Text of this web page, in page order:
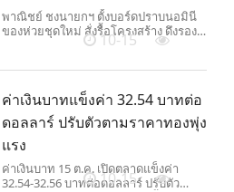
พาณิชย์ ชงนายกฯ ตั้งบอร์ดปราบนอมินี
ของห่วยชุดใหม่ สั่งรื้อโครงสร้าง ดึงรอง
นายกฯ นั่งหัวโต๊ะ เพิ่ม 4 หน่วยงานตรวจ
ให้ถูกจุด เจาะลึกกลุ่มเสี่ยง
10-15
ค่าเงินบาทแข็งค่า 32.54 บาทต่อ
ดอลลาร์ ปรับตัวตามราคาทองพุ่ง
แรง
ค่าเงินบาท 15 ต.ค. เปิดตลาดแข็งค่า
32.54-32.56 บาทต่อดอลลาร์ ปรับตัว
10-15